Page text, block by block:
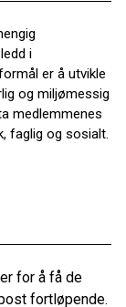
i
er å utvikle
og miljømessig
medlemmenes
faglig og sosialt.
for å få de
fortløpende.